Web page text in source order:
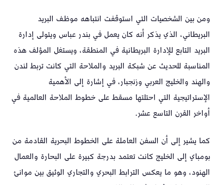
ومن بين الشخصيات التي استوقفت انتباهه موظف البريد
البريطاني، الذي يذكر أنه كان يعمل في بندر عباس ويتولى إدارة
البريد التابع للإدارة البريطانية في المنطقة، ويستغل المؤلف هذه
المناسبة للحديث عن شبكة البريد والملاحة التي كانت تربط لندن
والهند والخليج العربي وزنجبار، في إشارة إلى الأهمية
الإستراتيجية التي احتلتها مسقط على خطوط الملاحة العالمية في
أواخر القرن التاسع عشر.
كما يشير إلى أن السفن العاملة على الخطوط البحرية القادمة من
بومباي إلى الخليج كانت تعتمد بدرجة كبيرة على البحارة والعمال
الهنود، وهو ما يعكس الترابط البحري والتجاري الوثيق بين موانئ